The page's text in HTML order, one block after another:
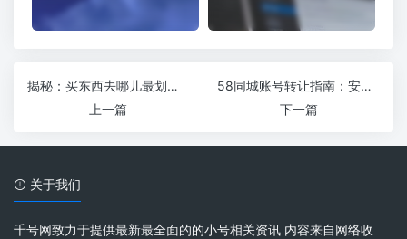
揭秘：买东西去哪儿最划算？带你玩转积分购物
上一篇
58同城账号转让指南：安全交易的风险与技巧
下一篇
关于我们
千号网致力于提供最新最全面的的小号相关资讯 内容来自网络收